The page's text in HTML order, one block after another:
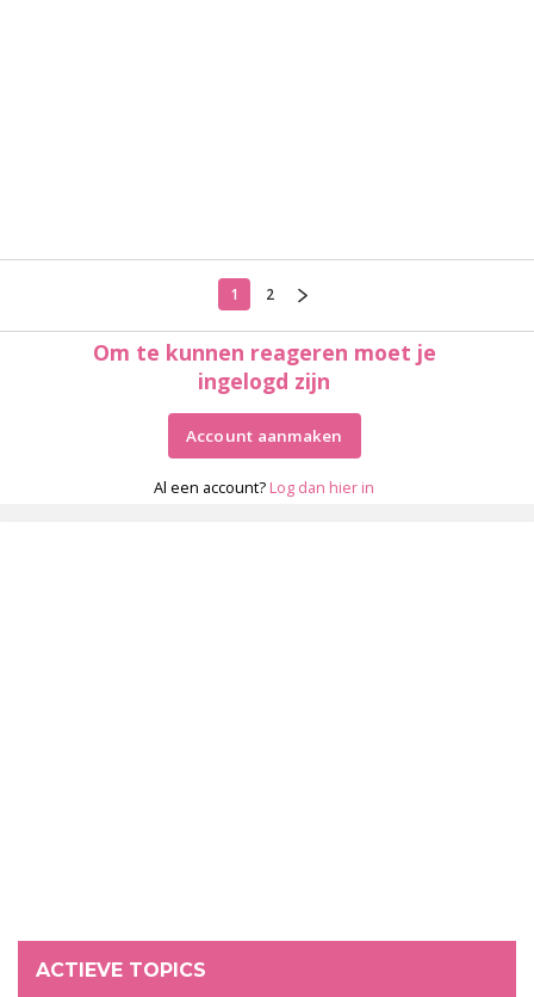
1 2
Om te kunnen reageren moet je
ingelogd zijn
Account aanmaken
Al een account? Log dan hier in
ACTIEVE TOPICS